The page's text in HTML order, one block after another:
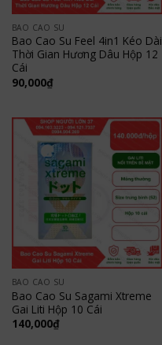
BAO CAO SU
Bao Cao Su Feel 4in1 Kéo Dài
Thời Gian Hương Dâu Hộp 12
Cái
90,000₫
BAO CAO SU
Bao Cao Su Sagami Xtreme
Gai Liti Hộp 10 Cái
140,000₫